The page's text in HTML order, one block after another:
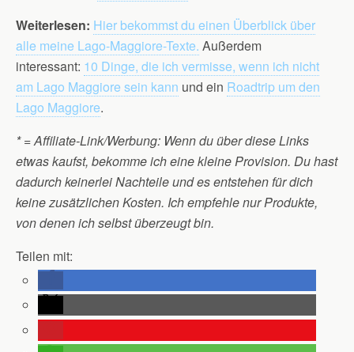
Weiterlesen: Hier bekommst du einen Überblick über
alle meine Lago-Maggiore-Texte. Außerdem
interessant: 10 Dinge, die ich vermisse, wenn ich nicht
am Lago Maggiore sein kann und ein Roadtrip um den
Lago Maggiore.
* = Affiliate-Link/Werbung: Wenn du über diese Links
etwas kaufst, bekomme ich eine kleine Provision. Du hast
dadurch keinerlei Nachteile und es entstehen für dich
keine zusätzlichen Kosten. Ich empfehle nur Produkte,
von denen ich selbst überzeugt bin.
Teilen mit: